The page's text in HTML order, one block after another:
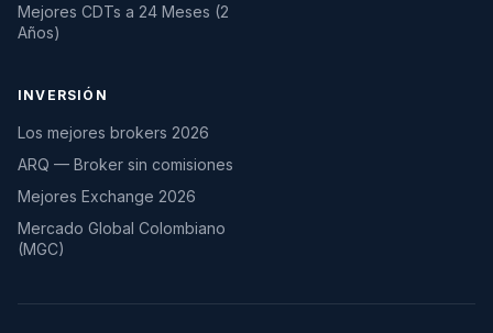
Mejores CDTs a 24 Meses (2
Años)
INVERSIÓN
Los mejores brokers 2026
ARQ — Broker sin comisiones
Mejores Exchange 2026
Mercado Global Colombiano
(MGC)